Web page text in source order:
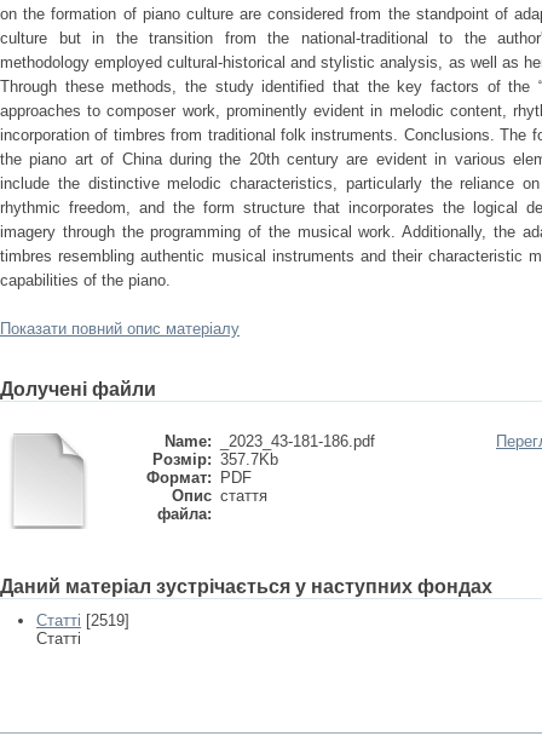
on the formation of piano culture are considered from the standpoint of
culture but in the transition from the national-traditional to the
methodology employed cultural-historical and stylistic analysis, as well as
Through these methods, the study identified that the key factors of the
approaches to composer work, prominently evident in melodic content,
incorporation of timbres from traditional folk instruments. Conclusions. The
the piano art of China during the 20th century are evident in various
include the distinctive melodic characteristics, particularly the reliance
rhythmic freedom, and the form structure that incorporates the logical
imagery through the programming of the musical work. Additionally, the
timbres resembling authentic musical instruments and their characteristic
capabilities of the piano.
Показати повний опис матеріалу
Долучені файли
Name:
_2023_43-181-186.pdf
Розмір: 357.7Kb
Формат:
PDF
Опис
файла:
стаття
Даний матеріал зустрічається у наступних фондах
Статті [2519]
Статті